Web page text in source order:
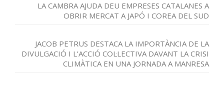
LA CAMBRA AJUDA DEU EMPRESES CATALANES A
OBRIR MERCAT A JAPÓ I COREA DEL SUD
JACOB PETRUS DESTACA LA IMPORTÀNCIA DE LA
DIVULGACIÓ I L’ACCIÓ COL·LECTIVA DAVANT LA CRISI
CLIMÀTICA EN UNA JORNADA A MANRESA